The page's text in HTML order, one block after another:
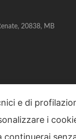
20838, MB
Tentori & C.
e di
i